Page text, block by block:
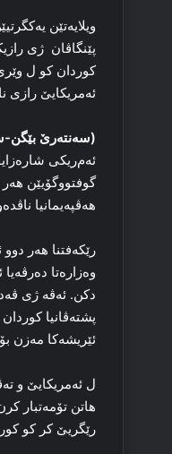
ویلایه‌تێن
پێنگاڤان ژی
کوردان کو ل
ئەمریكایێ رازی
(سەنتەرێ بێگن-
ئەم‌ریکی
گوفتووگۆیێن
ھەڤپەیمانیا
رێکه‌فتنا هه‌ر
وه‌زاره‌تا
دکن. ئه‌ڤه‌ ژی
پشته‌ڤانیا
ئێریشه‌کا‌ مه‌زن
ل ئەمریكایێ و
هاتن تۆمه‌تبار
رێگریێ کر کو